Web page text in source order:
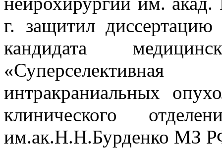
г. защитил
кандидата
интракраниальных
клинического
им.ак.Н.Н.Бурденко МЗ